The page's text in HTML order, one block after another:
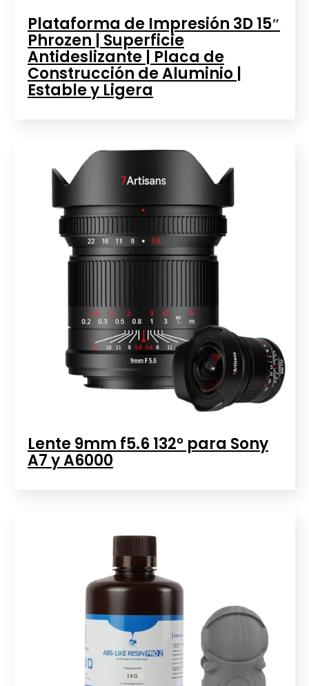
Plataforma de Impresión 3D 15″
Phrozen | Superficie
Antideslizante | Placa de
Construcción de Aluminio |
Estable y Ligera
Lente 9mm f5.6 132° para Sony
A7 y A6000